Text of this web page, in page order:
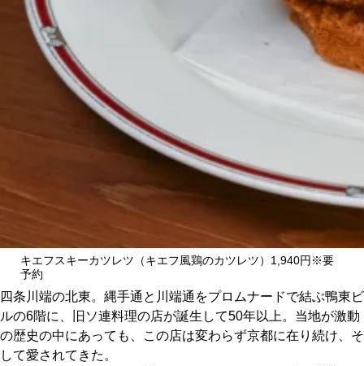
ABOUT US
Instagram
チケットプレゼント応募
MAIN MENU
SERIES
カレーが好き
キエフスキーカツレツ（キエフ風鶏のカツレツ）1,940円※要
予約
四条川端の北東。縄手通と川端通をプロムナードで結ぶ鴨東ビ
ルの6階に、旧ソ連料理の店が誕生して50年以上。当地が激動
の歴史の中にあっても、この店は変わらず京都に在り続け、そ
して愛されてきた。